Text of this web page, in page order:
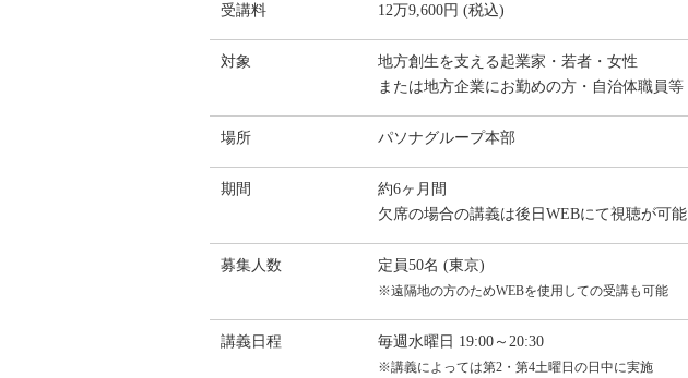
受講料 12万9,600円 (税込)
対象
地方創生を支える起業家・若者・女性
または地方企業にお勤めの方・自治体職員等
場所 パソナグループ本部
期間
約6ヶ月間
欠席の場合の講義は後日WEBにて視聴が可能
募集人数 定員50名 (東京)
※遠隔地の方のためWEBを使用しての受講も可能
講義日程 毎週水曜日 19:00～20:30
※講義によっては第2・第4土曜日の日中に実施